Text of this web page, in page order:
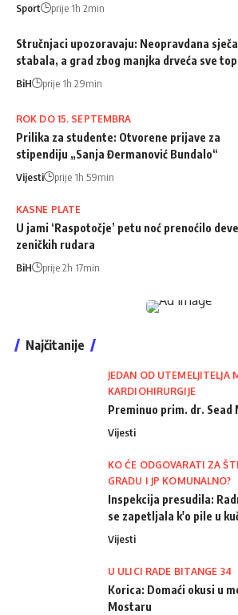
Sport prije 1h 2min
Stručnjaci upozoravaju: Neopravdana sječa
stabala, a grad zbog manjka drveća sve
BiH prije 1h 29min
ROK DO 15. SEPTEMBRA
Prilika za studente: Otvorene prijave za
stipendiju „Sanja Đermanović Bundalo“
Vijesti prije 1h 59min
KASNE PLATE
U jami ‘Raspotočje’ petu noć prenoćilo
zeničkih rudara
BiH prije 2h 17min
Najčitanije
JEDAN OD UTEMELJITELJA
KARDIOHIRURGIJE
Preminuo prim. dr. Sead
Vijesti
KO ĆE ODGOVARATI ZA
GRADU I JP KOMUNALNO?
Inspekcija presudila:
se zapetljala k'o pile u
Vijesti
U ULICI RADE BITANGE 34
Korica: Domaći okusi u
Mostaru